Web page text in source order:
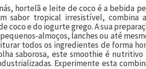
hortelã e leite de coco é a bebida
sabor tropical irresistível, combina
coco e do iogurte grego. A sua
almoços, lanches ou até
todos os ingredientes de forma
saborosa, este smoothie é
Experimente esta